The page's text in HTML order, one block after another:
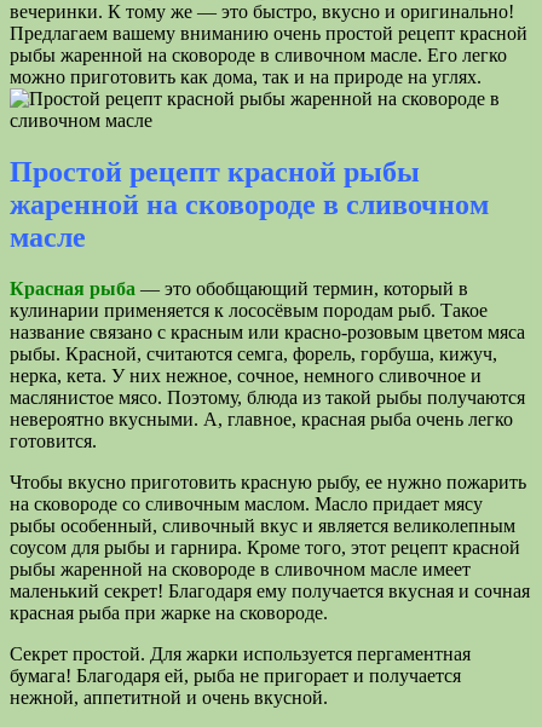
вечеринки. К тому же — это быстро, вкусно и оригинально!
Предлагаем вашему вниманию очень простой рецепт красной
рыбы жаренной на сковороде в сливочном масле. Его легко
можно приготовить как дома, так и на природе на углях.
Простой рецепт красной рыбы
жаренной на сковороде в сливочном
масле
Красная рыба — это обобщающий термин, который в
кулинарии применяется к лососёвым породам рыб. Такое
название связано с красным или красно-розовым цветом мяса
рыбы. Красной, считаются семга, форель, горбуша, кижуч,
нерка, кета. У них нежное, сочное, немного сливочное и
маслянистое мясо. Поэтому, блюда из такой рыбы получаются
невероятно вкусными. А, главное, красная рыба очень легко
готовится.
Чтобы вкусно приготовить красную рыбу, ее нужно пожарить
на сковороде со сливочным маслом. Масло придает мясу
рыбы особенный, сливочный вкус и является великолепным
соусом для рыбы и гарнира. Кроме того, этот рецепт красной
рыбы жаренной на сковороде в сливочном масле имеет
маленький секрет! Благодаря ему получается вкусная и сочная
красная рыба при жарке на сковороде.
Секрет простой. Для жарки используется пергаментная
бумага! Благодаря ей, рыба не пригорает и получается
нежной, аппетитной и очень вкусной.